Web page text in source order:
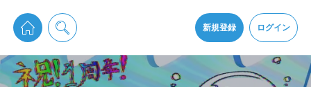
新規登録 ログイン
pixiv Sketchは2024年5月28日付で プライパシーポリシーを改定しました。
通知を受け取るにはここをクリックします
pixiv Sketchアプリでさらに快適に！